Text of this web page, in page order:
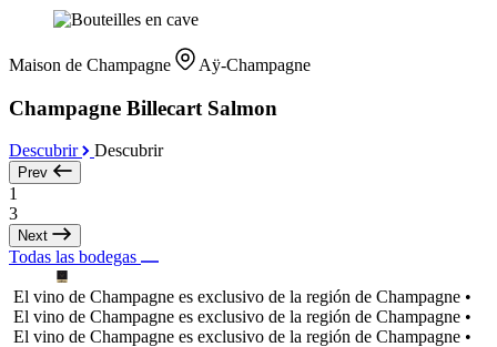
Maison de Champagne Aÿ-Champagne
Champagne Billecart Salmon
Descubrir Descubrir
Prev
1
3
Next
Todas las bodegas
El vino de Champagne es exclusivo de la región de Champagne •
El vino de Champagne es exclusivo de la región de Champagne •
El vino de Champagne es exclusivo de la región de Champagne •